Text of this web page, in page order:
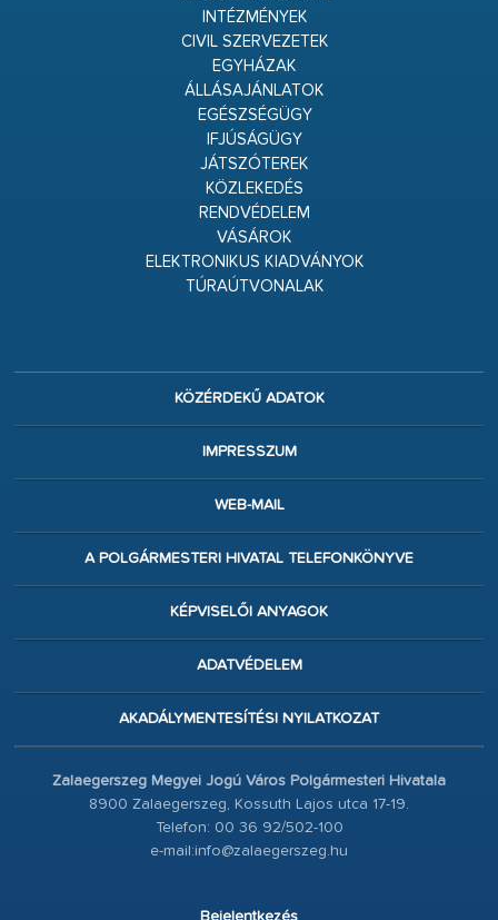
INTÉZMÉNYEK
CIVIL SZERVEZETEK
EGYHÁZAK
ÁLLÁSAJÁNLATOK
EGÉSZSÉGÜGY
IFJÚSÁGÜGY
JÁTSZÓTEREK
KÖZLEKEDÉS
RENDVÉDELEM
VÁSÁROK
ELEKTRONIKUS KIADVÁNYOK
TÚRAÚTVONALAK
KÖZÉRDEKŰ ADATOK
IMPRESSZUM
WEB-MAIL
A POLGÁRMESTERI HIVATAL TELEFONKÖNYVE
KÉPVISELŐI ANYAGOK
ADATVÉDELEM
AKADÁLYMENTESÍTÉSI NYILATKOZAT
Zalaegerszeg Megyei Jogú Város Polgármesteri Hivatala
8900 Zalaegerszeg, Kossuth Lajos utca 17-19.
Telefon: 00 36 92/502-100
e-mail:info@zalaegerszeg.hu
Bejelentkezés